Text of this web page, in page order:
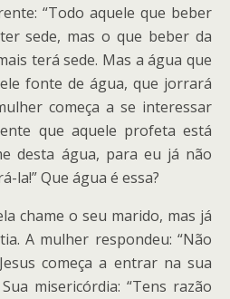
“Todo aquele que beber
sede, mas o que beber da
terá sede. Mas a água que
fonte de água, que jorrará
começa a se interessar
que aquele profeta está
desta água, para eu já não
la!” Que água é essa?
chame o seu marido, mas já
A mulher respondeu: “Não
começa a entrar na sua
misericórdia: “Tens razão